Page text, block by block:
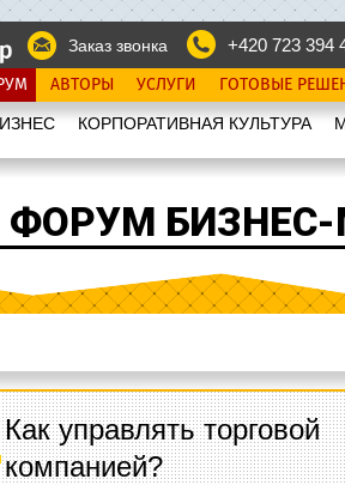
Заказ звонка
+420 723 394
АВТОРЫ УСЛУГИ ГОТОВЫЕ
КОРПОРАТИВНАЯ КУЛЬТУРА
ФОРУМ БИЗНЕС-
Как управлять торговой
компанией?